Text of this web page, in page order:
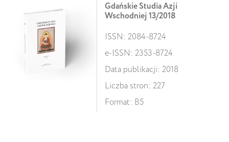
Gdańskie Studia Azji
Wschodniej 13/2018
ISSN: 2084-8724
e-ISSN: 2353-8724
Data publikacji: 2018
Liczba stron: 227
Format: B5